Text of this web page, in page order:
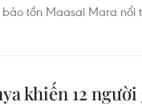
tồn Maasai Mara nổi
khiến 12